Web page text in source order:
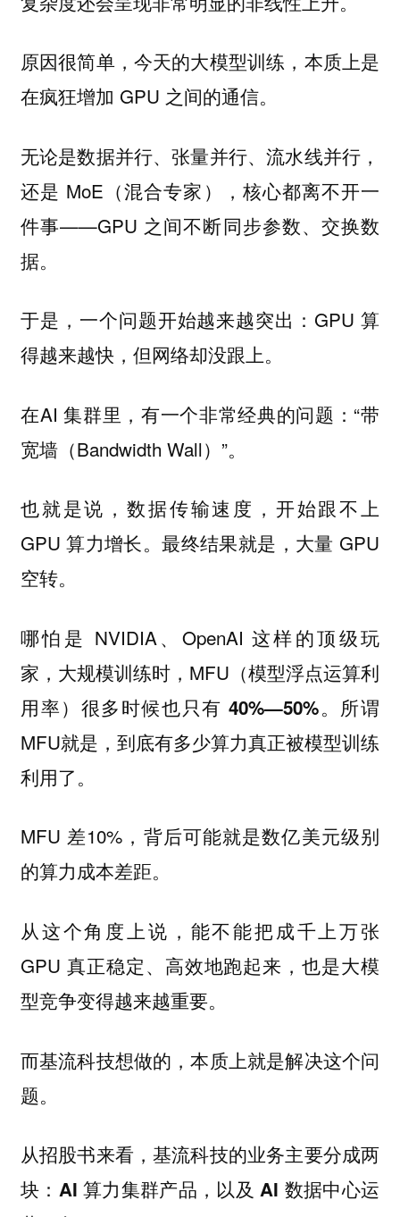
原因很简单，今天的大模型训练，本质上是
在疯狂增加 GPU 之间的通信。
无论是数据并行、张量并行、流水线并行，
还是 MoE（混合专家），核心都离不开一
件事——GPU 之间不断同步参数、交换数
据。
于是，一个问题开始越来越突出：GPU 算
得越来越快，但网络却没跟上。
在AI 集群里，有一个非常经典的问题：“带
宽墙（Bandwidth Wall）”。
也就是说，数据传输速度，开始跟不上
GPU 算力增长。最终结果就是，大量 GPU
空转。
哪怕是 NVIDIA、OpenAI 这样的顶级玩
家，大规模训练时，MFU（模型浮点运算利
用率）很多时候也只有 40%—50%。所谓
MFU就是，到底有多少算力真正被模型训练
利用了。
MFU 差10%，背后可能就是数亿美元级别
的算力成本差距。
从这个角度上说，能不能把成千上万张
GPU 真正稳定、高效地跑起来，也是大模
型竞争变得越来越重要。
而基流科技想做的，本质上就是解决这个问
题。
从招股书来看，基流科技的业务主要分成两
块： AI 算力集群产品，以及 AI 数据中心运